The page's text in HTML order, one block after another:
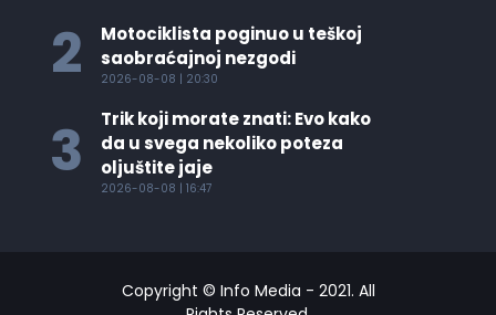
2
Motociklista poginuo u teškoj
saobraćajnoj nezgodi
2026-08-08 | 20:30
3
Trik koji morate znati: Evo kako
da u svega nekoliko poteza
oljuštite jaje
2026-08-08 | 16:47
Copyright © Info Media - 2021. All